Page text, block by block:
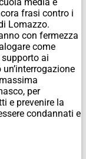
frasi contro i
Lomazzo.
con fermezza
come
supporto ai
per
e prevenire la
condannati e